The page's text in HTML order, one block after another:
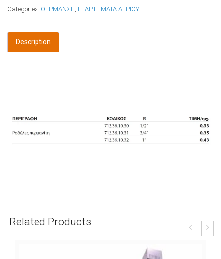
Categories: ΘΕΡΜΑΝΣΗ ΕΞΑΡΤΗΜΑΤΑ ΑΕΡΙΟΥ
Description
Related Products